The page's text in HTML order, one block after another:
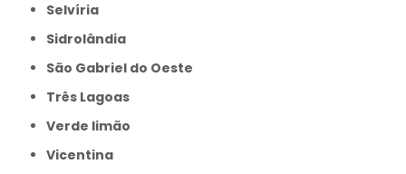
Selvíria
Sidrolândia
São Gabriel do Oeste
Três Lagoas
Verde limão
Vicentina